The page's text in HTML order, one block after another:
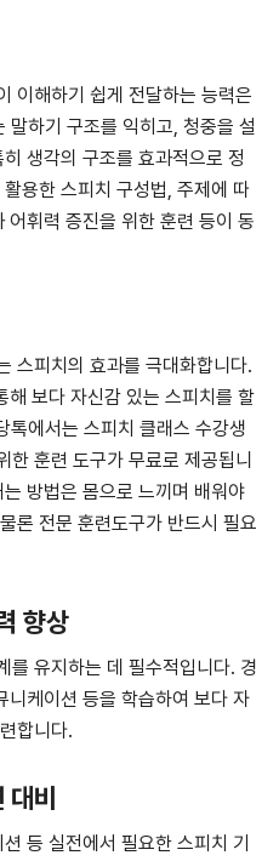
이해하기 쉽게 전달하는 능력은
하기 구조를 익히고, 청중을 설
생각의 구조를 효과적으로 정
용한 스피치 구성법, 주제에 따
휘력 증진을 위한 훈련 등이 동
스피치의 효과를 극대화합니다.
해 보다 자신감 있는 스피치를 할
에서는 스피치 클래스 수강생
한 훈련 도구가 무료로 제공됩니
방법은 몸으로 느끼며 배워야
론 전문 훈련도구가 반드시 필요
향상
를 유지하는 데 필수적입니다. 경
니케이션 등을 학습하여 보다 자
합니다.
비
등 실전에서 필요한 스피치 기